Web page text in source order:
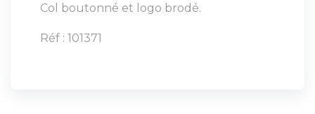
Col boutonné et logo brodé.
Réf : 101371